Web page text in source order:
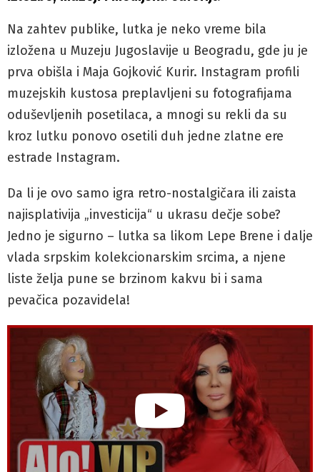
Na zahtev publike, lutka je neko vreme bila
izložena u Muzeju Jugoslavije u Beogradu, gde ju je
prva obišla i Maja Gojković Kurir. Instagram profili
muzejskih kustosa preplavljeni su fotografijama
oduševljenih posetilaca, a mnogi su rekli da su
kroz lutku ponovo osetili duh jedne zlatne ere
estrade Instagram.
Da li je ovo samo igra retro-nostalgičara ili zaista
najisplativija „investicija“ u ukrasu dečje sobe?
Jedno je sigurno – lutka sa likom Lepe Brene i dalje
vlada srpskim kolekcionarskim srcima, a njene
liste želja pune se brzinom kakvu bi i sama
pevačica pozavidela!